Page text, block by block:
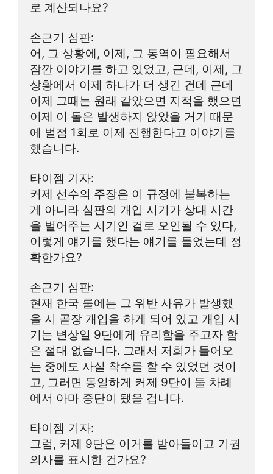
로 계산되나요?
손근기 심판:
어, 그 상황에, 이제, 그 통역이 필요해서
잠깐 이야기를 하고 있었고, 근데, 이제, 그
상황에서 이제 하나가 더 생긴 건데 근데
이제 그때는 원래 같았으면 지적을 했으면
이제 이 돌은 발생하지 않았을 거기 때문
에 벌점 1회로 이제 진행한다고 이야기를
했습니다.
타이젬 기자:
커제 선수의 주장은 이 규정에 불복하는
게 아니라 심판의 개입 시기가 상대 시간
을 벌어주는 시기인 걸로 오인될 수 있다,
이렇게 얘기를 했다는 얘기를 들었는데 정
확한가요?
손근기 심판:
현재 한국 룰에는 그 위반 사유가 발생했
을 시 곧장 개입을 하게 되어 있고 개입 시
기는 변상일 9단에게 유리함을 주고자 함
은 절대 없습니다. 그래서 저희가 들어오
는 중에도 사실 착수를 할 수 있었던 것이
고, 그러면 동일하게 커제 9단이 둘 차례
에서 아마 중단이 됐을 겁니다.
타이젬 기자:
그럼, 커제 9단은 이거를 받아들이고 기권
의사를 표시한 건가요?